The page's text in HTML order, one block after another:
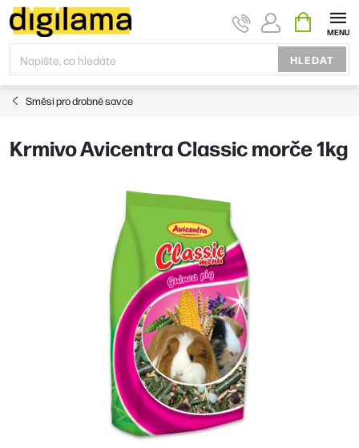
Přejít
na
obsah
HLEDAT
KOŠÍK
Směsi pro drobné savce
Krmivo Avicentra Classic morče 1kg